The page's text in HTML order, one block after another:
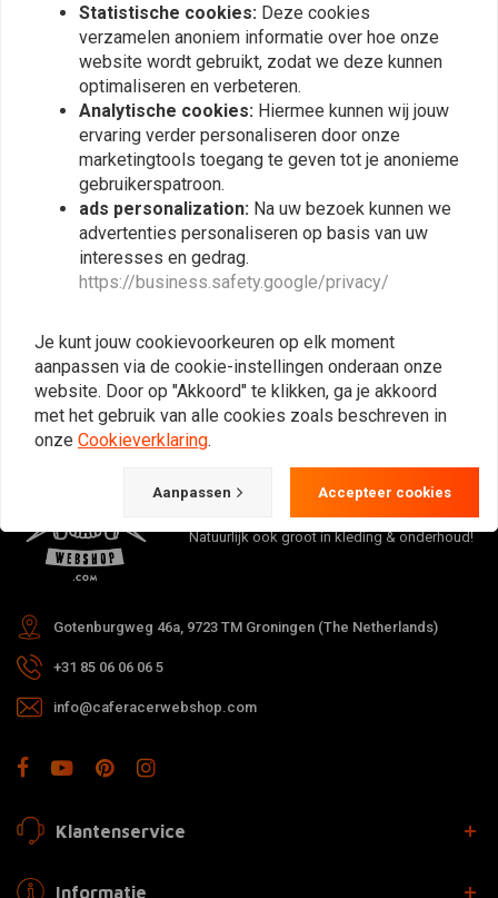
Meest bekeken 24
Op de hoogte blijven?
Abonneer
Natuurlijk ook groot in kleding & onderhoud!
Gotenburgweg 46a, 9723 TM Groningen (The Netherlands)
+31 85 06 06 06 5
info@caferacerwebshop.com
Klantenservice
Informatie
Statistische cookies: Deze cookies
verzamelen anoniem informatie over hoe onze
website wordt gebruikt, zodat we deze kunnen
optimaliseren en verbeteren.
Analytische cookies: Hiermee kunnen wij jouw
ervaring verder personaliseren door onze
marketingtools toegang te geven tot je anonieme
gebruikerspatroon.
ads personalization: Na uw bezoek kunnen we
advertenties personaliseren op basis van uw
interesses en gedrag.
https://business.safety.google/privacy/
Je kunt jouw cookievoorkeuren op elk moment
aanpassen via de cookie-instellingen onderaan onze
website. Door op "Akkoord" te klikken, ga je akkoord
met het gebruik van alle cookies zoals beschreven in
onze Cookieverklaring.
Aanpassen Accepteer cookies